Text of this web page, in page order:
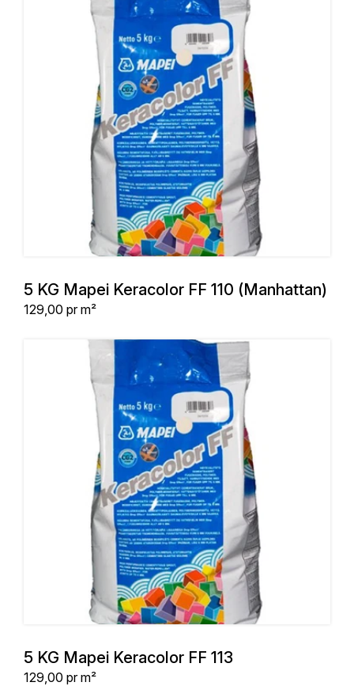
5 KG Mapei Keracolor FF 110 (Manhattan)
Stykpris
129,00 pr m²
5 KG Mapei Keracolor FF 113
Stykpris
129,00 pr m²